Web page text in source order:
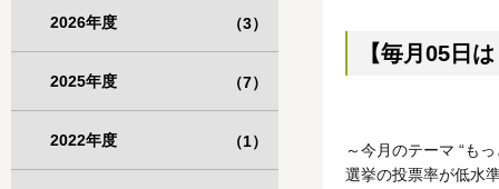
【毎月05日
～今月のテーマ “も
選挙の投票率が低水
2026年度 （3）
2025年度 （7）
2022年度 （1）